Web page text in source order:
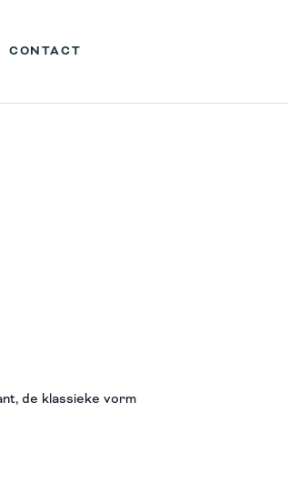
CONTACT
de klassieke vorm